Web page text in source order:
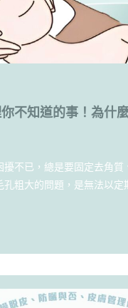
不知道的事！為什
擾不已，總是要固定去角質
孔粗大的問題，是無法以定